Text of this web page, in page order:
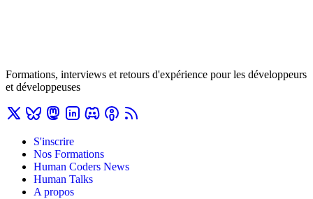
Formations, interviews et retours d'expérience pour les développeurs
et développeuses
S'inscrire
Nos Formations
Human Coders News
Human Talks
A propos